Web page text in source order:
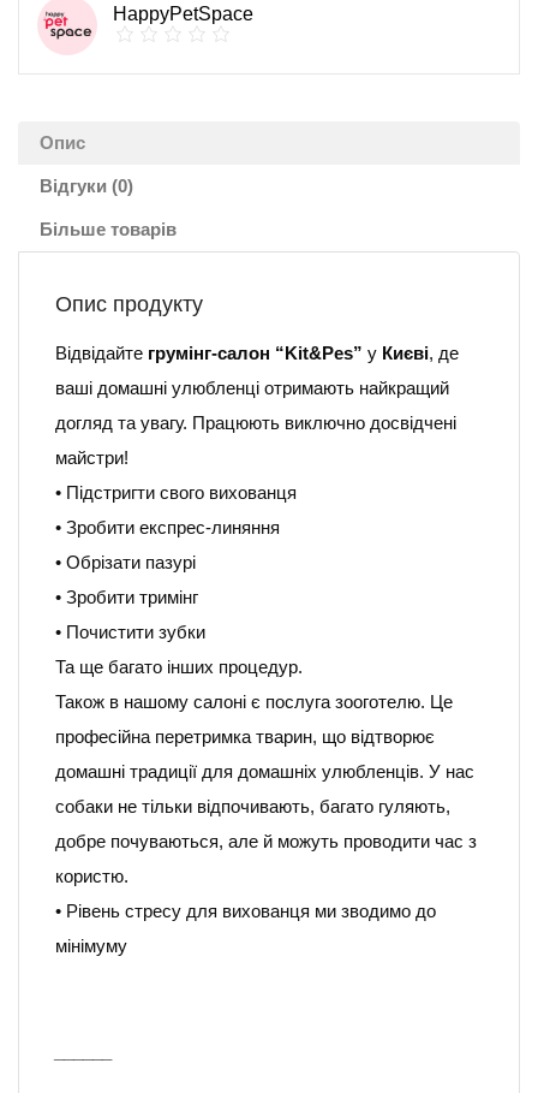
HappyPetSpace
Опис
Відгуки (0)
Більше товарів
Опис продукту
Відвідайте грумінг-салон “Kit&Pes” у Києві, де
ваші домашні улюбленці отримають найкращий
догляд та увагу. Працюють виключно досвідчені
майстри!
• Підстригти свого вихованця
• Зробити експрес-линяння
• Обрізати пазурі
• Зробити тримінг
• Почистити зубки
Та ще багато інших процедур.
Також в нашому салоні є послуга зооготелю. Це
професійна перетримка тварин, що відтворює
домашні традиції для домашніх улюбленців. У нас
собаки не тільки відпочивають, багато гуляють,
добре почуваються, але й можуть проводити час з
користю.
• Рівень стресу для вихованця ми зводимо до
мінімуму